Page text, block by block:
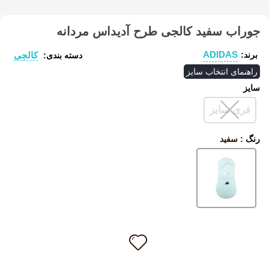
جوراب سفید کالجی طرح آدیداس مردانه
برند: ADIDAS دسته بندی: کالجی
راهنمای انتخاب سایز
سایز
فری سایز
رنگ : سفید